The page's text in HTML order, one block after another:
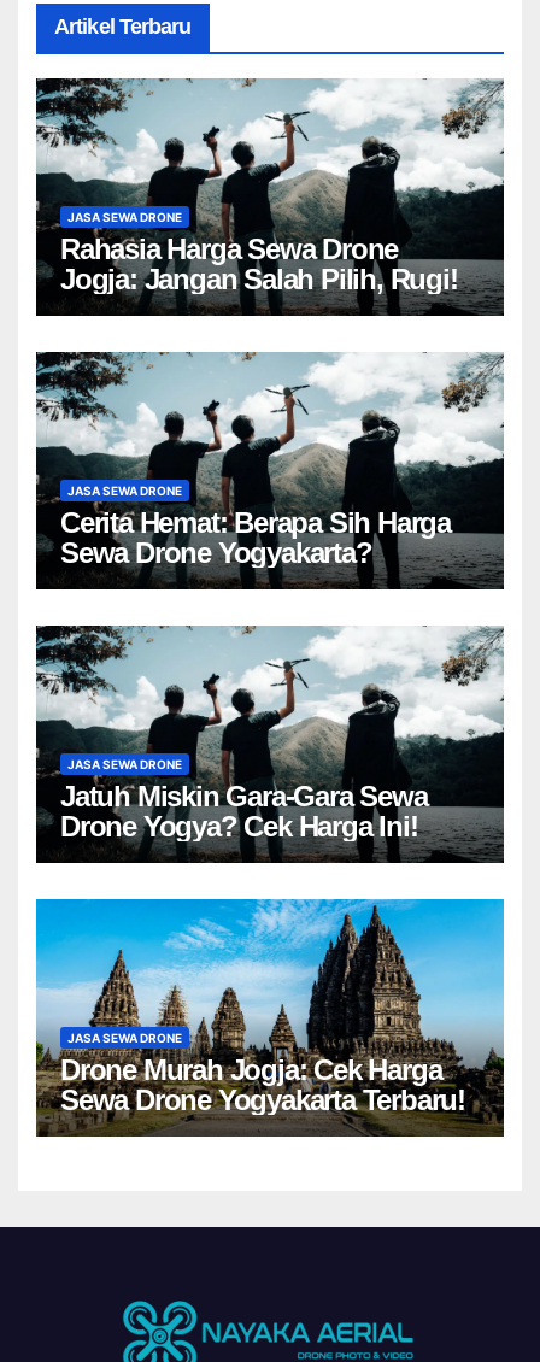
Artikel Terbaru
JASA SEWA DRONE
Rahasia Harga Sewa Drone
Jogja: Jangan Salah Pilih, Rugi!
JASA SEWA DRONE
Cerita Hemat: Berapa Sih Harga
Sewa Drone Yogyakarta?
JASA SEWA DRONE
Jatuh Miskin Gara-Gara Sewa
Drone Yogya? Cek Harga Ini!
JASA SEWA DRONE
Drone Murah Jogja: Cek Harga
Sewa Drone Yogyakarta Terbaru!